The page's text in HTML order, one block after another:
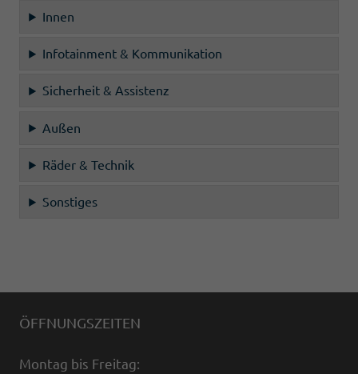
Innen
Infotainment & Kommunikation
Sicherheit & Assistenz
Außen
Räder & Technik
Sonstiges
ÖFFNUNGSZEITEN
Montag bis Freitag: